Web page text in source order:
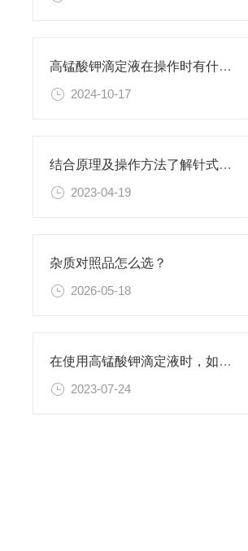
高锰酸钾滴定液在操作时有什么要领可言呢？
2024-10-17
结合原理及操作方法了解针式过滤器
2023-04-19
杂质对照品怎么选？
2026-05-18
在使用高锰酸钾滴定液时，如何判断终点已经达到？
2023-07-24